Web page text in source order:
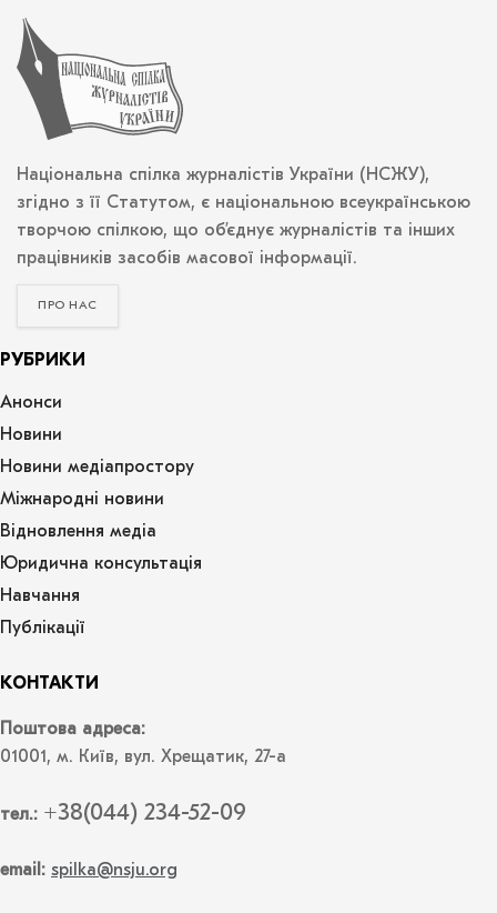
Національна спілка журналістів України (НСЖУ),
згідно з її Статутом, є національною всеукраїнською
творчою спілкою, що об’єднує журналістів та інших
працівників засобів масової інформації.
ПРО НАС
РУБРИКИ
Анонси
Новини
Новини медіапростору
Міжнародні новини
Відновлення медіа
Юридична консультація
Навчання
Публікації
КОНТАКТИ
Поштова адреса:
01001, м. Київ, вул. Хрещатик, 27-а
тел.: +38(044) 234-52-09
email: spilka@nsju.org